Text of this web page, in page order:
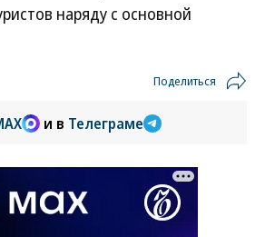
наряду с основной
Поделиться
и в Телеграме